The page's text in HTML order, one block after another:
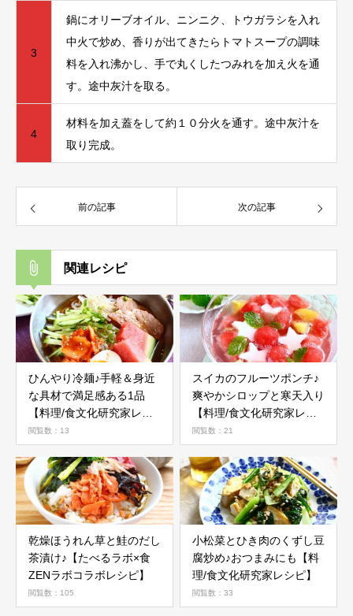
3
鍋にオリーブオイル、ニンニク、トウガラシを入れ
中火で炒め、香りが出てきたらトマトスープの調味
料を入れ沸かし、手で丸くしたつみれを加え火を通
す。途中灰汁を取る。
4
材料を加え蓋をして約１０分火を通す。途中灰汁を
取り完成。
前の記事 次の記事
関連レシピ
ひんやり冷麺♪手軽＆身近
な具材で満足感ある1品
【料理/食文化研究家レシ
ピ】
閲覧数：13
スイカのフルーツポンチ♪
爽やかシロップと寒天入り
【料理/食文化研究家レシ
ピ】
閲覧数：21
乾燥ほうれん草と鮭のだし
茶漬け♪【たべるラボ×食
ZENラボコラボレシピ】
閲覧数：105
小松菜とひき肉のくずし豆
腐炒め♪おつまみにも【料
理/食文化研究家レシピ】
閲覧数：33